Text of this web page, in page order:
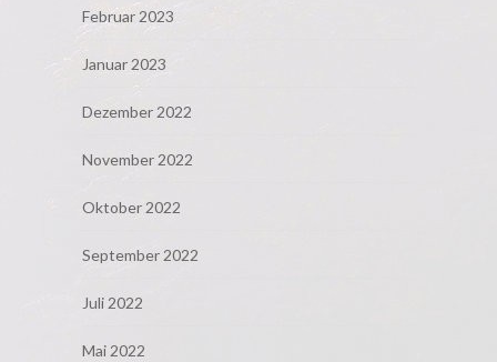
Februar 2023
Januar 2023
Dezember 2022
November 2022
Oktober 2022
September 2022
Juli 2022
Mai 2022